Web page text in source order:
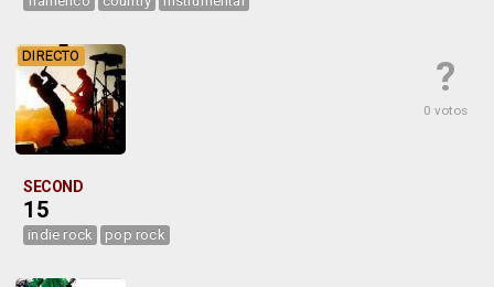
?
0 votos
DIRECTO
SECOND
15
indie rock pop rock